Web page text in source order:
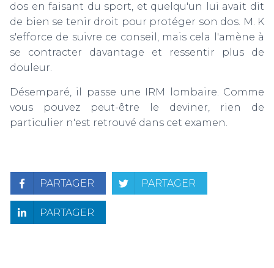
dos en faisant du sport, et quelqu'un lui avait dit
de bien se tenir droit pour protéger son dos. M. K
s'efforce de suivre ce conseil, mais cela l'amène à
se contracter davantage et ressentir plus de
douleur.
Désemparé, il passe une IRM lombaire. Comme
vous pouvez peut-être le deviner, rien de
particulier n'est retrouvé dans cet examen.
PARTAGER PARTAGER
PARTAGER